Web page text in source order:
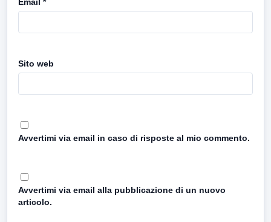
Sito web
Avvertimi via email in caso di risposte al mio commento.
Avvertimi via email alla pubblicazione di un nuovo
articolo.